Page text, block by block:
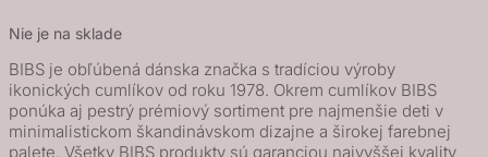
Nie je na sklade
BIBS je obľúbená dánska značka s tradíciou výroby
ikonických cumlíkov od roku 1978. Okrem cumlíkov BIBS
ponúka aj pestrý prémiový sortiment pre najmenšie deti v
minimalistickom škandinávskom dizajne a širokej farebnej
palete. Všetky BIBS produkty sú garanciou najvyššej kvality